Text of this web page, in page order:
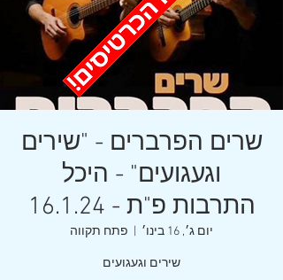
שרים הפרברים - "שירים
וגעגועים" - היכל
התרבות פ"ת - 16.1.24
יום ג׳, 16 בינו׳ פתח תקווה